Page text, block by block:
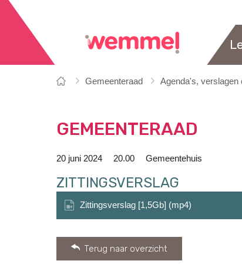
bent
Startpagina
Gemeenteraad Agenda's, verslagen
GEMEENTERAAD
20 juni 2024 20.00 Gemeentehuis
ZITTINGSVERSLAG
Zittingsverslag [1,5Gb] (mp4)
Terug naar overzicht